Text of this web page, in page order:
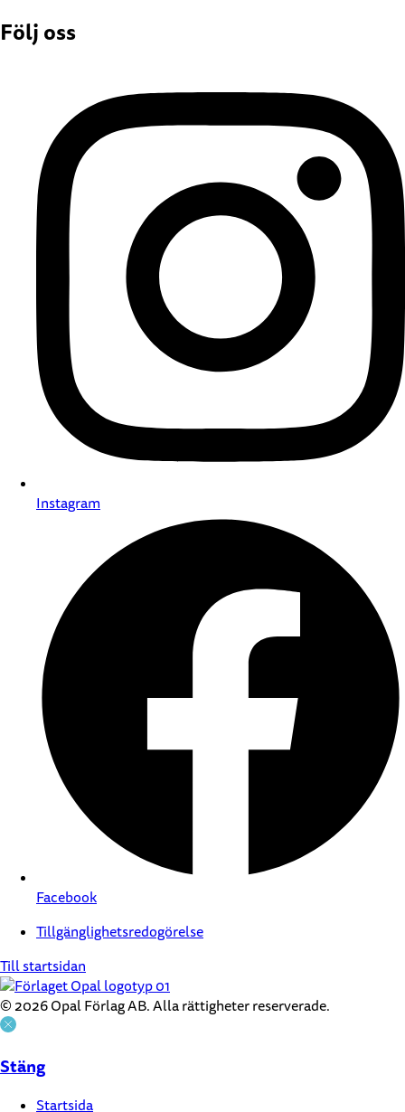
Följ oss
Instagram
Facebook
Tillgänglighetsredogörelse
Till startsidan
© 2026 Opal Förlag AB. Alla rättigheter reserverade.
Stäng
Startsida